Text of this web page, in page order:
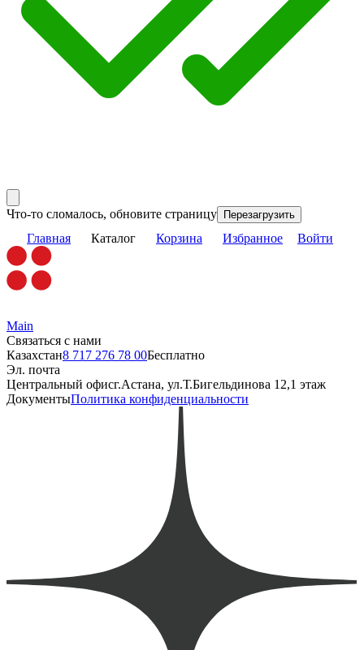
Что-то сломалось, обновите страницу Перезагрузить
Главная Каталог Корзина Избранное Войти
Main
Связаться с нами
Казахстан8 717 276 78 00Бесплатно
Эл. почта
Центральный офисг.Астана, ул.Т.Бигельдинова 12,1 этаж
ДокументыПолитика конфиденциальности